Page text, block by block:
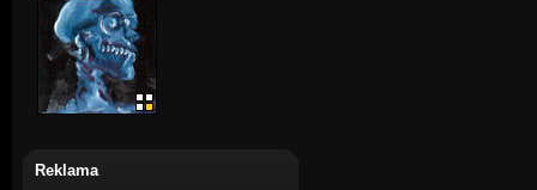
Reklama